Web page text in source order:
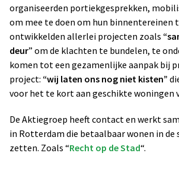
organiseerden portiekgesprekken,
om mee te doen om hun binnentereinen
ontwikkelden allerlei projecten zoals
deur” om de klachten te bundelen, te
komen tot een gezamenlijke aanpak bij
project: “wij laten ons nog niet kisten”
voor het te kort aan geschikte woningen
De Aktiegroep heeft contact en werkt
in Rotterdam die betaalbaar wonen in de
zetten. Zoals “Recht op de Stad“.